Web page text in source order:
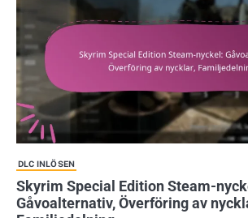
DLC INLÖSEN
Skyrim Special Edition Steam-
Gåvoalternativ, Överföring av